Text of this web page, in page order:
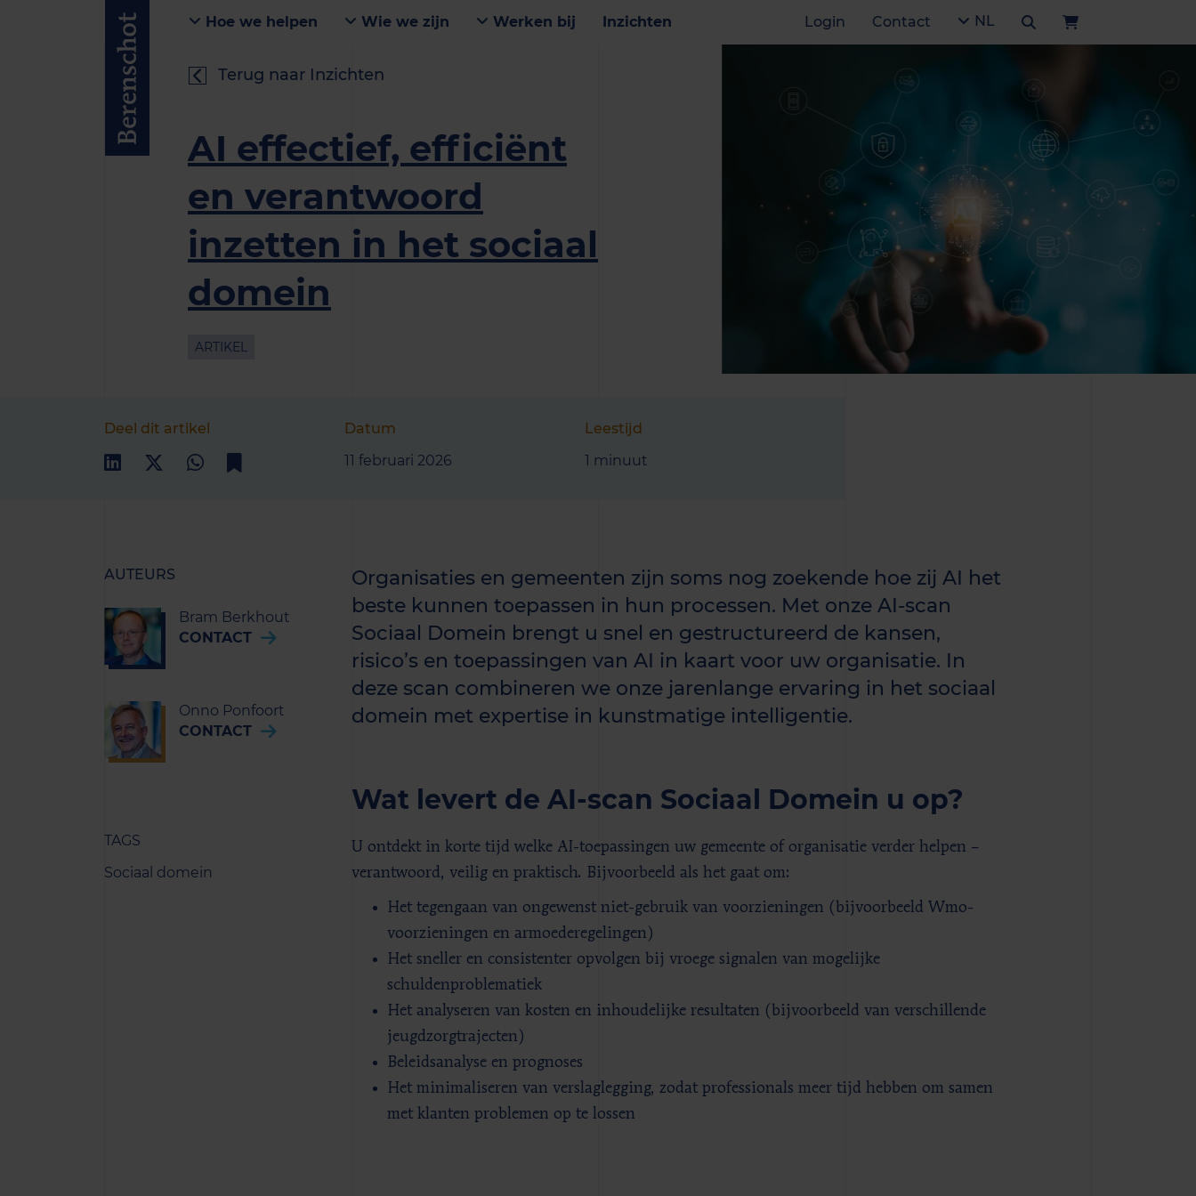
Hoe we helpen Wie we zijn Werken bij Inzichten Login Contact NL
Terug naar Inzichten
AI effectief, efficiënt
en verantwoord
inzetten in het sociaal
domein
ARTIKEL
Deel dit artikel
Datum
11 februari 2026
Leestijd
1 minuut
AUTEURS
Bram Berkhout
CONTACT
Onno Ponfoort
CONTACT
TAGS
Sociaal domein
Organisaties en gemeenten zijn soms nog zoekende hoe zij AI het
beste kunnen toepassen in hun processen. Met onze AI-scan
Sociaal Domein brengt u snel en gestructureerd de kansen,
risico’s en toepassingen van AI in kaart voor uw organisatie. In
deze scan combineren we onze jarenlange ervaring in het sociaal
domein met expertise in kunstmatige intelligentie.
Wat levert de AI-scan Sociaal Domein u op?
U ontdekt in korte tijd welke AI-toepassingen uw gemeente of organisatie verder helpen –
verantwoord, veilig en praktisch. Bijvoorbeeld als het gaat om:
Het tegengaan van ongewenst niet-gebruik van voorzieningen (bijvoorbeeld Wmo-
voorzieningen en armoederegelingen)
Het sneller en consistenter opvolgen bij vroege signalen van mogelijke
schuldenproblematiek
Het analyseren van kosten en inhoudelijke resultaten (bijvoorbeeld van verschillende
jeugdzorgtrajecten)
Beleidsanalyse en prognoses
Het minimaliseren van verslaglegging, zodat professionals meer tijd hebben om samen
met klanten problemen op te lossen